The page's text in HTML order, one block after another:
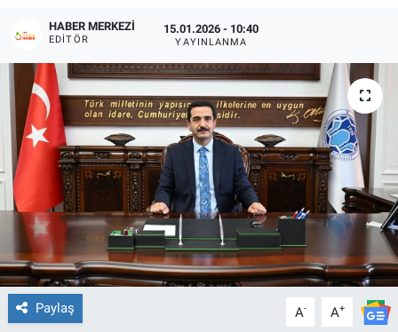
HABER MERKEZI
EDITÖR
15.01.2026 - 10:40
YAYINLANMA
Paylaş A- A+